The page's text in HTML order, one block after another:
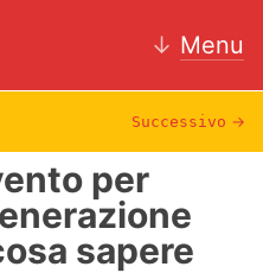
↓ Menu
Successivo →
per
sapere